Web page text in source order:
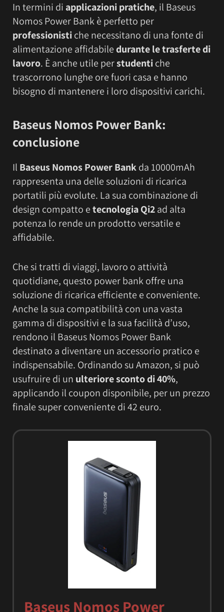
In termini di applicazioni pratiche, il Baseus
Nomos Power Bank è perfetto per
professionistiche necessitano di una fonte di
alimentazione affidabiledurante le trasferte di
lavoro. È anche utile perstudentiche
trascorrono lunghe ore fuori casa e hanno
bisogno di mantenere i loro dispositivi carichi.
Baseus Nomos Power Bank:
conclusione
Il Baseus Nomos Power Bankda 10000mAh
rappresenta una delle soluzioni di ricarica
portatili più evolute. La sua combinazione di
design compatto etecnologia Qi2ad alta
potenza lo rende un prodotto versatile e
affidabile.
Che si tratti di viaggi, lavoro o attività
quotidiane, questo power bank offre una
soluzione di ricarica efficiente e conveniente.
Anche la sua compatibilità con una vasta
gamma di dispositivi e la sua facilità d’uso,
rendono il Baseus Nomos Power Bank
destinato a diventare un accessorio pratico e
indispensabile. Ordinando su Amazon, si può
usufruire di un ulteriore sconto di 40%,
applicando il coupon disponibile, per un prezzo
finale super conveniente di 42 euro.
Baseus Nomos Power